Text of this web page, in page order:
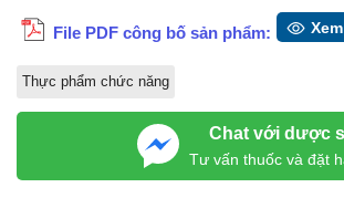
File PDF công bố sản phẩm: Xem
Thực phẩm chức năng
Chat với dược
Tư vấn thuốc và đặt